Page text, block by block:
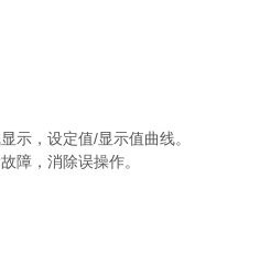
示，设定值/显示值曲线。
障，消除误操作。